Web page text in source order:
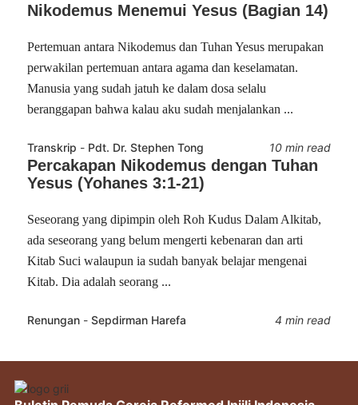
Nikodemus Menemui Yesus (Bagian 14)
Pertemuan antara Nikodemus dan Tuhan Yesus merupakan
perwakilan pertemuan antara agama dan keselamatan.
Manusia yang sudah jatuh ke dalam dosa selalu
beranggapan bahwa kalau aku sudah menjalankan ...
Transkrip - Pdt. Dr. Stephen Tong 10 min read
Percakapan Nikodemus dengan Tuhan
Yesus (Yohanes 3:1-21)
Seseorang yang dipimpin oleh Roh Kudus Dalam Alkitab,
ada seseorang yang belum mengerti kebenaran dan arti
Kitab Suci walaupun ia sudah banyak belajar mengenai
Kitab. Dia adalah seorang ...
Renungan -Sepdirman Harefa 4 min read